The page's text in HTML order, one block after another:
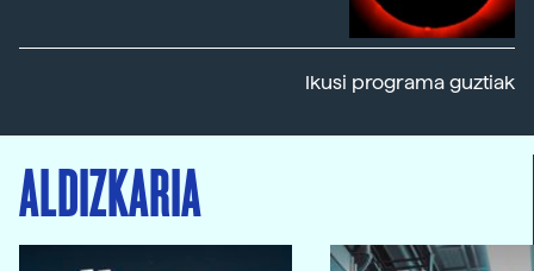
Ikusi programa guztiak
ALDIZKARIA